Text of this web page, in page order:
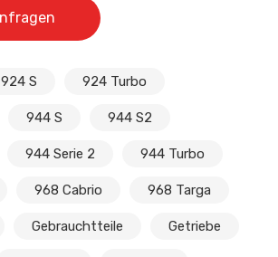
924 S 924 Turbo
944 S 944 S2
944 Serie 2 944 Turbo
968 Cabrio 968 Targa
Gebrauchtteile Getriebe